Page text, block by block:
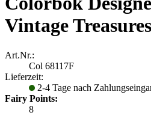
Vintage
Art.Nr.:
Col 68117F
Lieferzeit:
2-4 Tage nach
Fairy Points:
8